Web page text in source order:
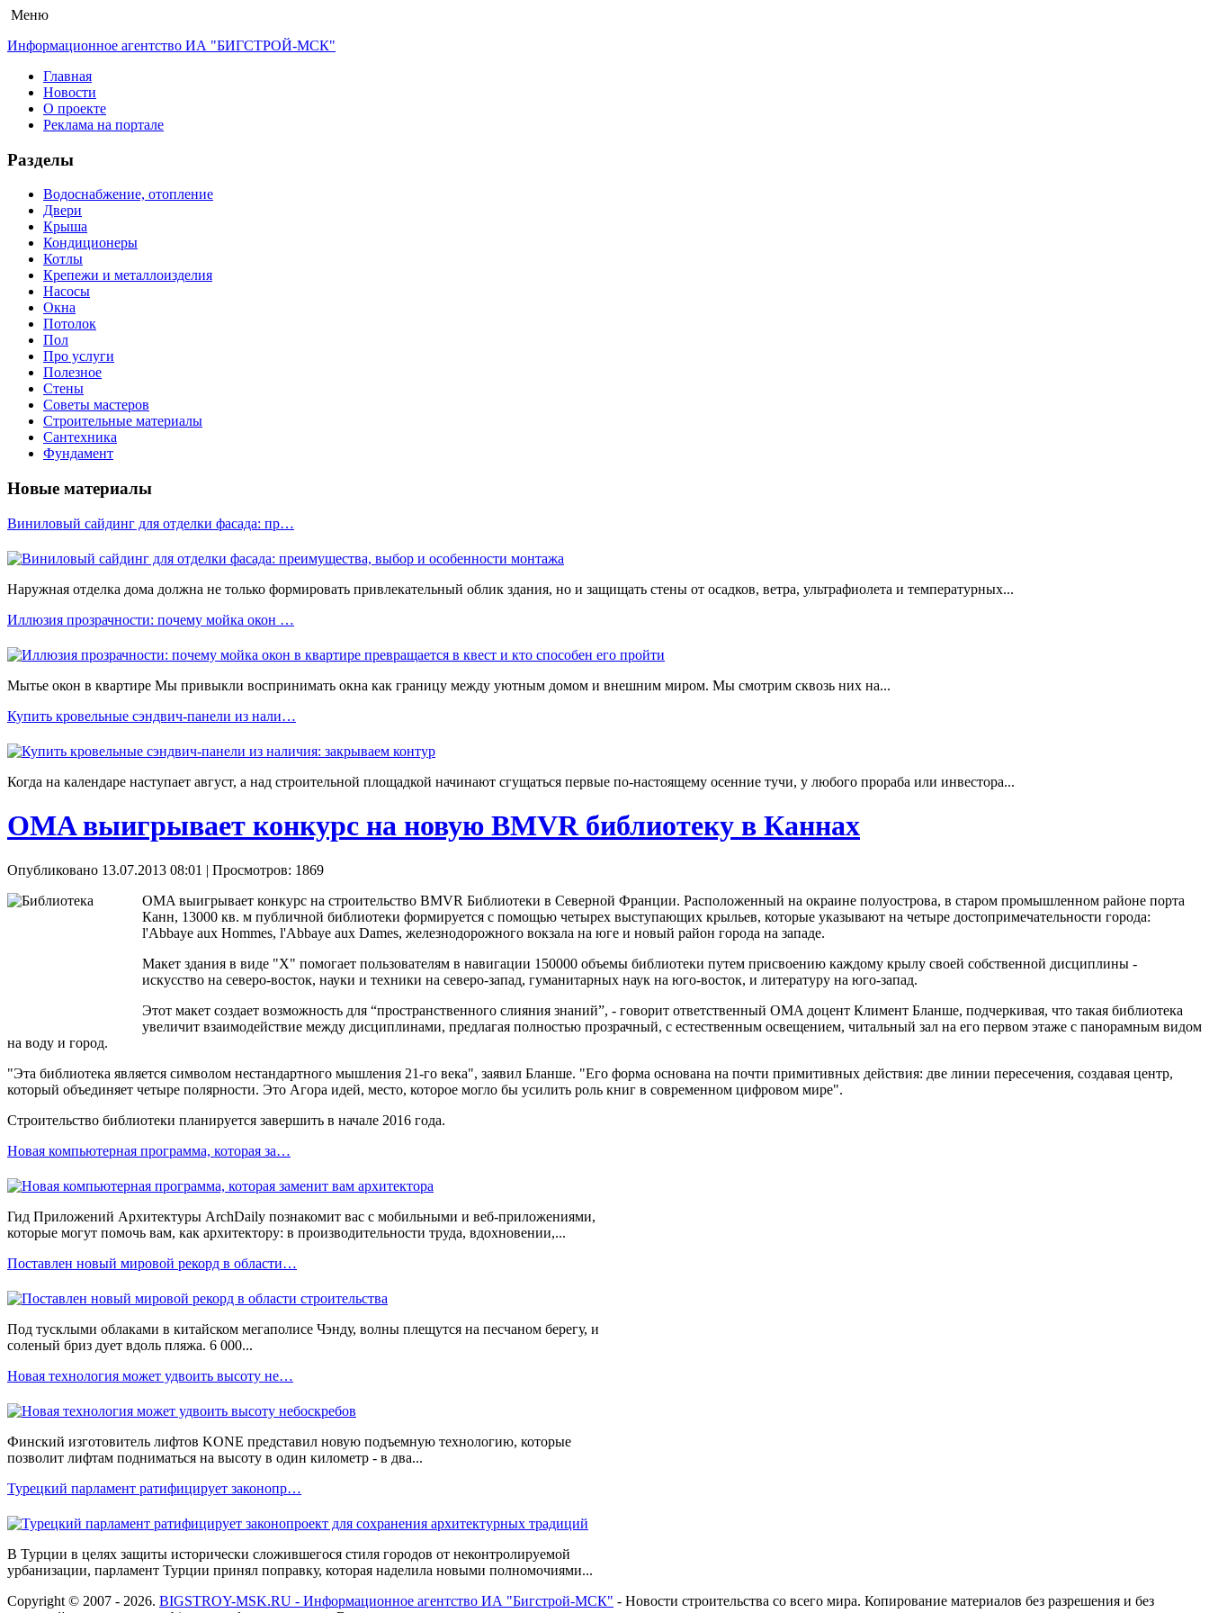
Меню
Информационное агентство ИА "БИГСТРОЙ-МСК"
Главная
Новости
О проекте
Реклама на портале
Разделы
Водоснабжение, отопление
Двери
Крыша
Кондиционеры
Котлы
Крепежи и металлоизделия
Насосы
Окна
Потолок
Пол
Про услуги
Полезное
Стены
Советы мастеров
Строительные материалы
Сантехника
Фундамент
Новые материалы
Виниловый сайдинг для отделки фасада: пр…
Наружная отделка дома должна не только формировать привлекательный облик здания, но и защищать стены от осадков, ветра, ультрафиолета и температурных...
Иллюзия прозрачности: почему мойка окон …
Мытье окон в квартире Мы привыкли воспринимать окна как границу между уютным домом и внешним миром. Мы смотрим сквозь них на...
Купить кровельные сэндвич-панели из нали…
Когда на календаре наступает август, а над строительной площадкой начинают сгущаться первые по-настоящему осенние тучи, у любого прораба или инвестора...
OMA выигрывает конкурс на новую BMVR библиотеку в Каннах
Опубликовано 13.07.2013 08:01 | Просмотров: 1869
OMA выигрывает конкурс на строительство BMVR Библиотеки в Северной Франции. Расположенный на окраине полуострова, в старом промышленном районе порта
Канн, 13000 кв. м публичной библиотеки формируется с помощью четырех выступающих крыльев, которые указывают на четыре достопримечательности города:
l'Abbaye aux Hommes, l'Abbaye aux Dames, железнодорожного вокзала на юге и новый район города на западе.
Макет здания в виде "X" помогает пользователям в навигации 150000 объемы библиотеки путем присвоению каждому крылу своей собственной дисциплины -
искусство на северо-восток, науки и техники на северо-запад, гуманитарных наук на юго-восток, и литературу на юго-запад.
Этот макет создает возможность для “пространственного слияния знаний”, - говорит ответственный OMA доцент Климент Бланше, подчеркивая, что такая библиотека
увеличит взаимодействие между дисциплинами, предлагая полностью прозрачный, с естественным освещением, читальный зал на его первом этаже с панорамным видом
на воду и город.
"Эта библиотека является символом нестандартного мышления 21-го века", заявил Бланше. "Его форма основана на почти примитивных действия: две линии пересечения, создавая центр,
который объединяет четыре полярности. Это Агора идей, место, которое могло бы усилить роль книг в современном цифровом мире".
Строительство библиотеки планируется завершить в начале 2016 года.
Новая компьютерная программа, которая за…
Гид Приложений Архитектуры ArchDaily познакомит вас с мобильными и веб-приложениями,
которые могут помочь вам, как архитектору: в производительности труда, вдохновении,...
Поставлен новый мировой рекорд в области…
Под тусклыми облаками в китайском мегаполисе Чэнду, волны плещутся на песчаном берегу, и
соленый бриз дует вдоль пляжа. 6 000...
Новая технология может удвоить высоту не…
Финский изготовитель лифтов KONE представил новую подъемную технологию, которые
позволит лифтам подниматься на высоту в один километр - в два...
Турецкий парламент ратифицирует законопр…
В Турции в целях защиты исторически сложившегося стиля городов от неконтролируемой
урбанизации, парламент Турции принял поправку, которая наделила новыми полномочиями...
Copyright © 2007 - 2026. BIGSTROY-MSK.RU - Информационное агентство ИА "Бигстрой-МСК" - Новости строительства со всего мира. Копирование материалов без разрешения и без